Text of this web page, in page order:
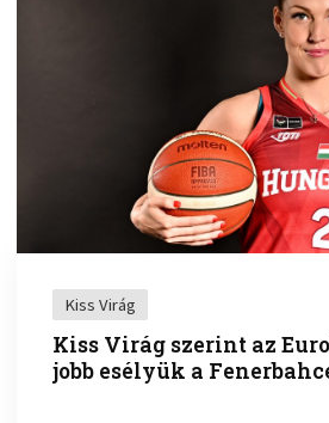
Kiss Virág
Kiss Virág szerint az
jobb esélyük a